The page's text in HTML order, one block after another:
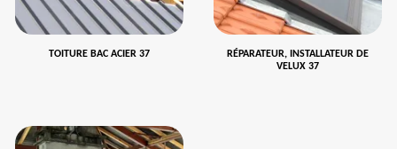
TOITURE BAC ACIER 37
RÉPARATEUR, INSTALLATEUR DE
VELUX 37